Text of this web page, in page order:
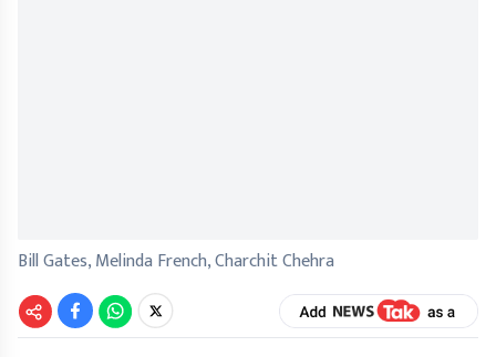
Bill Gates, Melinda French, Charchit Chehra